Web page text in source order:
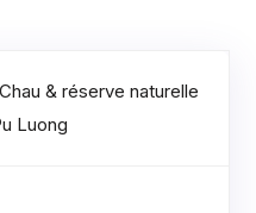
& réserve naturelle
Luong